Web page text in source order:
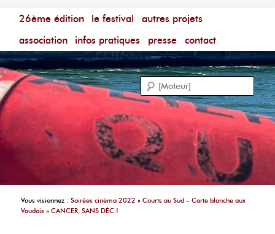
Menu principal
aller au contenu principal
aller au contenu secondaire
26ème édition le festival
autres projets
association
infos pratiques presse contact
Festival du Film Court Francophone – [Un poing c'est
Vous visionnez :Soirées cinéma 2022 »Courts au Sud – Carte blanche aux
Vaudais »CANCER, SANS DÉC !